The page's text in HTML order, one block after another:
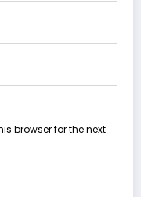
browser for the next